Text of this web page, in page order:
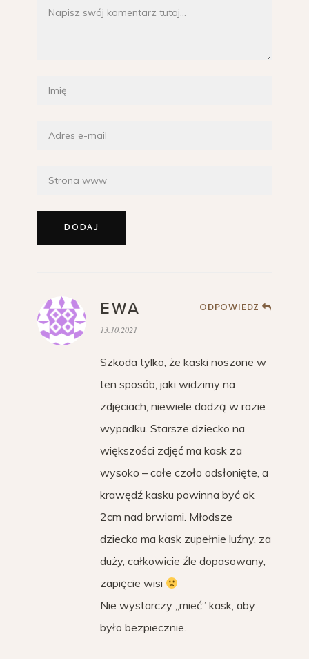
EWA ODPOWIEDZ
13.10.2021
Szkoda tylko, że kaski noszone w
ten sposób, jaki widzimy na
zdjęciach, niewiele dadzą w razie
wypadku. Starsze dziecko na
większości zdjęć ma kask za
wysoko – całe czoło odsłonięte, a
krawędź kasku powinna być ok
2cm nad brwiami. Młodsze
dziecko ma kask zupełnie luźny, za
duży, całkowicie źle dopasowany,
zapięcie wisi
Nie wystarczy „mieć” kask, aby
było bezpiecznie.